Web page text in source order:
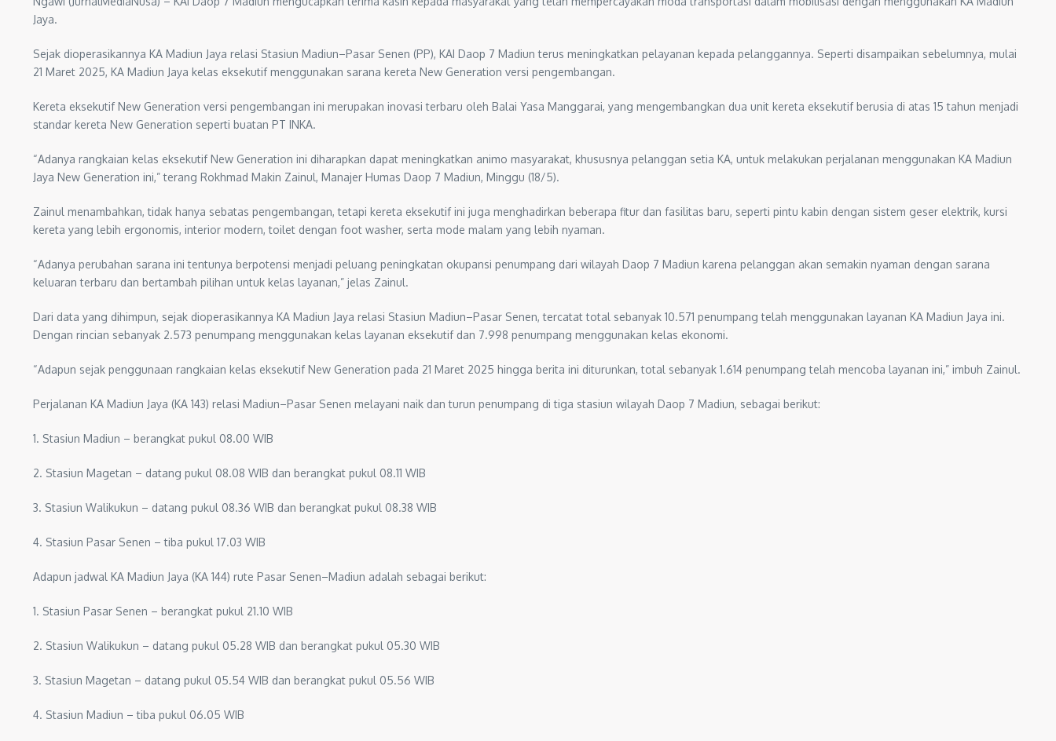
Jaya.
Sejak dioperasikannya KA Madiun Jaya relasi Stasiun Madiun–Pasar Senen (PP), KAI Daop 7 Madiun terus meningkatkan pelayanan kepada pelanggannya. Seperti disampaikan sebelumnya, mulai
21 Maret 2025, KA Madiun Jaya kelas eksekutif menggunakan sarana kereta New Generation versi pengembangan.
Kereta eksekutif New Generation versi pengembangan ini merupakan inovasi terbaru oleh Balai Yasa Manggarai, yang mengembangkan dua unit kereta eksekutif berusia di atas 15 tahun menjadi
standar kereta New Generation seperti buatan PT INKA.
“Adanya rangkaian kelas eksekutif New Generation ini diharapkan dapat meningkatkan animo masyarakat, khususnya pelanggan setia KA, untuk melakukan perjalanan menggunakan KA Madiun
Jaya New Generation ini,” terang Rokhmad Makin Zainul, Manajer Humas Daop 7 Madiun, Minggu (18/5).
Zainul menambahkan, tidak hanya sebatas pengembangan, tetapi kereta eksekutif ini juga menghadirkan beberapa fitur dan fasilitas baru, seperti pintu kabin dengan sistem geser elektrik, kursi
kereta yang lebih ergonomis, interior modern, toilet dengan foot washer, serta mode malam yang lebih nyaman.
“Adanya perubahan sarana ini tentunya berpotensi menjadi peluang peningkatan okupansi penumpang dari wilayah Daop 7 Madiun karena pelanggan akan semakin nyaman dengan sarana
keluaran terbaru dan bertambah pilihan untuk kelas layanan,” jelas Zainul.
Dari data yang dihimpun, sejak dioperasikannya KA Madiun Jaya relasi Stasiun Madiun–Pasar Senen, tercatat total sebanyak 10.571 penumpang telah menggunakan layanan KA Madiun Jaya ini.
Dengan rincian sebanyak 2.573 penumpang menggunakan kelas layanan eksekutif dan 7.998 penumpang menggunakan kelas ekonomi.
“Adapun sejak penggunaan rangkaian kelas eksekutif New Generation pada 21 Maret 2025 hingga berita ini diturunkan, total sebanyak 1.614 penumpang telah mencoba layanan ini,” imbuh Zainul.
Perjalanan KA Madiun Jaya (KA 143) relasi Madiun–Pasar Senen melayani naik dan turun penumpang di tiga stasiun wilayah Daop 7 Madiun, sebagai berikut:
1. Stasiun Madiun – berangkat pukul 08.00 WIB
2. Stasiun Magetan – datang pukul 08.08 WIB dan berangkat pukul 08.11 WIB
3. Stasiun Walikukun – datang pukul 08.36 WIB dan berangkat pukul 08.38 WIB
4. Stasiun Pasar Senen – tiba pukul 17.03 WIB
Adapun jadwal KA Madiun Jaya (KA 144) rute Pasar Senen–Madiun adalah sebagai berikut:
1. Stasiun Pasar Senen – berangkat pukul 21.10 WIB
2. Stasiun Walikukun – datang pukul 05.28 WIB dan berangkat pukul 05.30 WIB
3. Stasiun Magetan – datang pukul 05.54 WIB dan berangkat pukul 05.56 WIB
4. Stasiun Madiun – tiba pukul 06.05 WIB